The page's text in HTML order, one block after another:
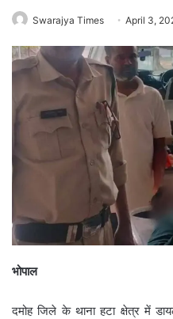
Swarajya Times April 3,
भोपाल
दमोह जिले के थाना हटा क्षेत्र में